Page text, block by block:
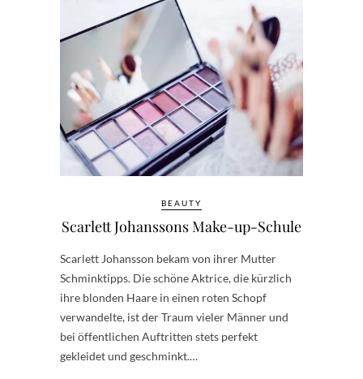
BEAUTY
Scarlett Johanssons Make-up-Schule
Scarlett Johansson bekam von ihrer Mutter
Schminktipps. Die schöne Aktrice, die kürzlich
ihre blonden Haare in einen roten Schopf
verwandelte, ist der Traum vieler Männer und
bei öffentlichen Auftritten stets perfekt
gekleidet und geschminkt.…